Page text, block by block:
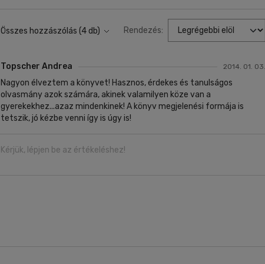
Összes hozzászólás (4 db) Rendezés:
Topscher Andrea 2014. 01. 03.
Nagyon élveztem a könyvet! Hasznos, érdekes és tanulságos
olvasmány azok számára, akinek valamilyen köze van a
gyerekekhez...azaz mindenkinek! A könyv megjelenési formája is
tetszik, jó kézbe venni így is úgy is!
Kérjük, lépjen be az értékeléshez!